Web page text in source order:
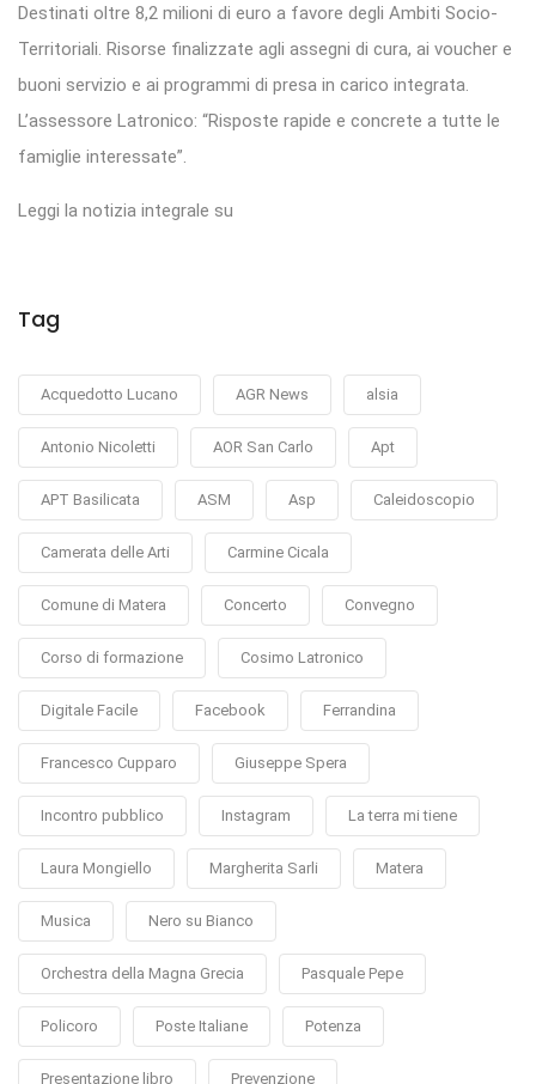
Destinati oltre 8,2 milioni di euro a favore degli Ambiti Socio-
Territoriali. Risorse finalizzate agli assegni di cura, ai voucher e
buoni servizio e ai programmi di presa in carico integrata.
L’assessore Latronico: “Risposte rapide e concrete a tutte le
famiglie interessate”.
Leggi la notizia integrale su
Tag
Acquedotto Lucano AGR News alsia
Antonio Nicoletti AOR San Carlo Apt
APT Basilicata ASM Asp Caleidoscopio
Camerata delle Arti Carmine Cicala
Comune di Matera Concerto Convegno
Corso di formazione Cosimo Latronico
Digitale Facile Facebook Ferrandina
Francesco Cupparo Giuseppe Spera
Incontro pubblico Instagram La terra mi tiene
Laura Mongiello Margherita Sarli Matera
Musica Nero su Bianco
Orchestra della Magna Grecia Pasquale Pepe
Policoro Poste Italiane Potenza
Presentazione libro Prevenzione